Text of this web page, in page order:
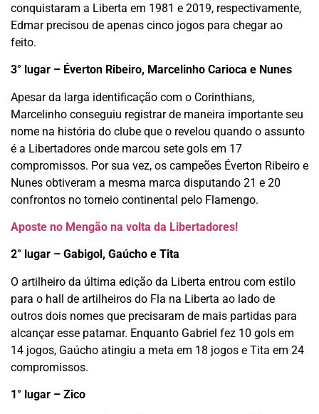
conquistaram a Liberta em 1981 e 2019, respectivamente,
Edmar precisou de apenas cinco jogos para chegar ao
feito.
3° lugar – Éverton Ribeiro, Marcelinho Carioca e Nunes
Apesar da larga identificação com o Corinthians,
Marcelinho conseguiu registrar de maneira importante seu
nome na história do clube que o revelou quando o assunto
é a Libertadores onde marcou sete gols em 17
compromissos. Por sua vez, os campeões Éverton Ribeiro e
Nunes obtiveram a mesma marca disputando 21 e 20
confrontos no torneio continental pelo Flamengo.
Aposte no Mengão na volta da Libertadores!
2° lugar – Gabigol, Gaúcho e Tita
O artilheiro da última edição da Liberta entrou com estilo
para o hall de artilheiros do Fla na Liberta ao lado de
outros dois nomes que precisaram de mais partidas para
alcançar esse patamar. Enquanto Gabriel fez 10 gols em
14 jogos, Gaúcho atingiu a meta em 18 jogos e Tita em 24
compromissos.
1° lugar – Zico